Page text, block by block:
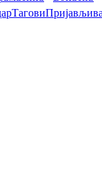
Тагови